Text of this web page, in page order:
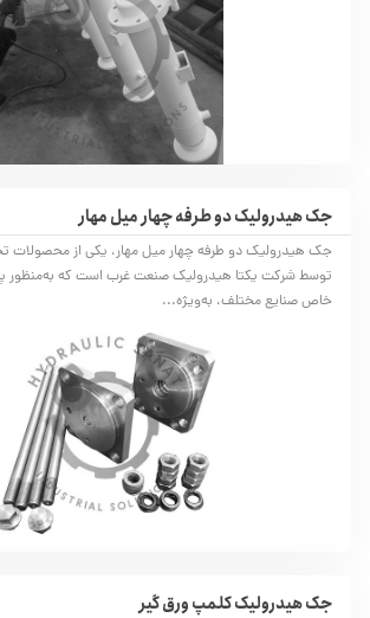
جک هیدرولیک دو طرفه چهار میل مهار
جک هیدرولیک دو طرفه چهار میل مهار، یکی از
توسط شرکت یکتا هیدرولیک صنعت غرب است که به‌منظور
خاص صنایع مختلف، به‌ویژه...
جک هیدرولیک کلمپ ورق‌ گیر